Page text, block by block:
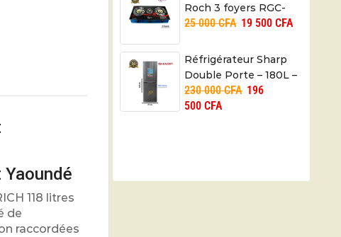
118 litres
de
raccordées
Roch 3 foyers RGC-
TT306-C –
mois
25 000CFA 19 500CFA
Réfrigérateur Sharp
Double Porte – 180L –
SJ BH180-HS2 –
06mois
230 000CFA 196
500CFA